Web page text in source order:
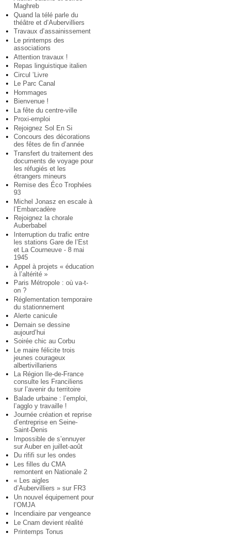
Maghreb
Quand la télé parle du
théâtre et d’Aubervilliers
Travaux d’assainissement
Le printemps des
associations
Attention travaux !
Repas linguistique italien
Circul ’Livre
Le Parc Canal
Hommages
Bienvenue !
La fête du centre-ville
Proxi-emploi
Rejoignez Sol En Si
Concours des décorations
des fêtes de fin d’année
Transfert du traitement des
documents de voyage pour
les réfugiés et les
étrangers mineurs
Remise des Éco Trophées
93
Michel Jonasz en escale à
l’Embarcadère
Rejoignez la chorale
Auberbabel
Interruption du trafic entre
les stations Gare de l’Est
et La Courneuve - 8 mai
1945
Appel à projets « éducation
à l’altérité »
Paris Métropole : où va-t-
on ?
Réglementation temporaire
du stationnement
Alerte canicule
Demain se dessine
aujourd’hui
Soirée chic au Corbu
Le maire félicite trois
jeunes courageux
albertivillariens
La Région Ile-de-France
consulte les Franciliens
sur l’avenir du territoire
Balade urbaine : l’emploi,
l’agglo y travaille !
Journée création et reprise
d’entreprise en Seine-
Saint-Denis
Impossible de s’ennuyer
sur Auber en juillet-août
Du rififi sur les ondes
Les filles du CMA
remontent en Nationale 2
« Les aigles
d’Aubervilliers » sur FR3
Un nouvel équipement pour
l’OMJA
Incendiaire par vengeance
Le Cnam devient réalité
Printemps Tonus